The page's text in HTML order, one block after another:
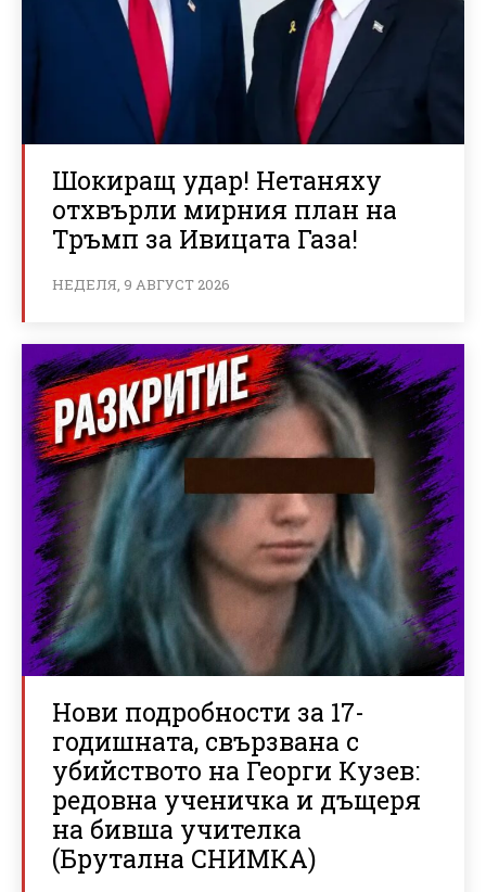
Шокиращ удар! Нетаняху
отхвърли мирния план на
Тръмп за Ивицата Газа!
НЕДЕЛЯ, 9 АВГУСТ 2026
Нови подробности за 17-
годишната, свързвана с
убийството на Георги Кузев:
редовна ученичка и дъщеря
на бивша учителка
(Брутална СНИМКА)